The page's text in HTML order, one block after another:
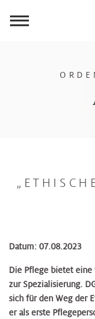
Datum: 07.08.2023
Die Pflege bietet
zur Spezialisierung.
sich für den Weg der
er als erste